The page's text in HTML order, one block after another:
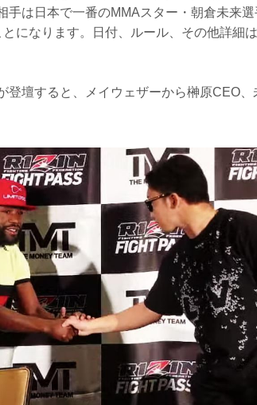
手は日本で一番のMMAスター・朝倉未来
になります。日付、ルール、その他詳細
登壇すると、メイウェザーから榊原CEO